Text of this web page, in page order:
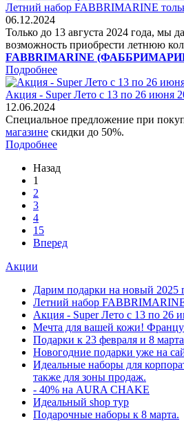
Летний набор FABBRIMARINE
06.12.2024
Только до 13 августа 2024 года, мы
возможность приобрести летнюю
FABBRIMARINE
Подробнее
Акция - Super Лето с 13 по 26 июня
12.06.2024
Специальное предложение при
магазине скидки до 50%.
Подробнее
Назад
1
2
3
4
15
Вперед
Акции
Дарим подарки на новый 2025
Летний набор FABBRIMARINE
Акция - Super Лето с 13 по 26
Мечта для вашей кожи!
Подарки к 23 февраля и 8 марта
Новогодние подарки уже на
Идеальные наборы для
также для зоны продаж.
- 40% на AURA CHAKE
Идеальный shop тур
Подарочные наборы к 8 марта.